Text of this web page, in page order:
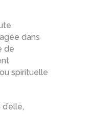
dans
de
spirituelle